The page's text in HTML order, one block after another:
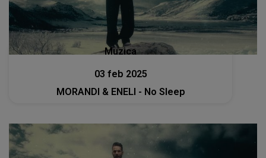
Muzica
03 feb 2025
MORANDI & ENELI - No Sleep